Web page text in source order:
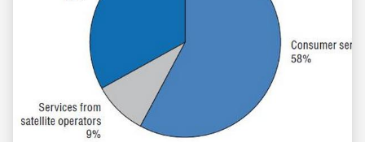
有利的捷徑。透過區域內部的分工